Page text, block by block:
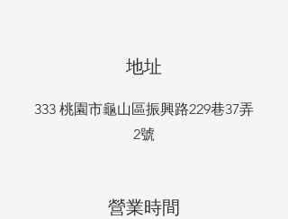
地址
​333 桃園市龜山區振興路229巷37弄
2號
​營業時間